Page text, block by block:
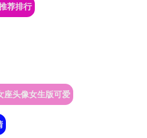
荐排行
座头像女生版可爱